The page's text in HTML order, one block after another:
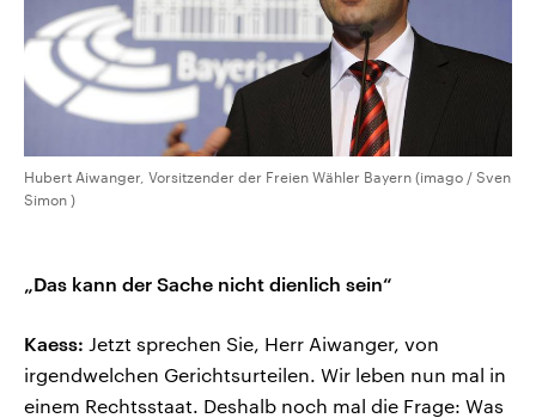
Hubert Aiwanger, Vorsitzender der Freien Wähler Bayern (imago / Sven
Simon )
„Das kann der Sache nicht dienlich sein“
Kaess: Jetzt sprechen Sie, Herr Aiwanger, von
irgendwelchen Gerichtsurteilen. Wir leben nun mal in
einem Rechtsstaat. Deshalb noch mal die Frage: Was